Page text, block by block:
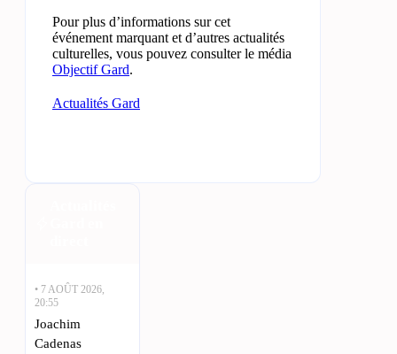
Pour plus d’informations sur cet
événement marquant et d’autres actualités
culturelles, vous pouvez consulter le média
Objectif Gard.
Actualités Gard
• 7 AOÛT 2026,
20:55
Joachim
Cadenas